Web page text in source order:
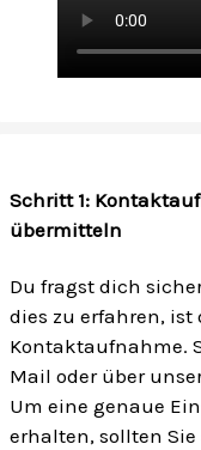
Schritt 1:
übermitteln
Du fragst dich
dies zu erfahren, ist
Kontaktaufnahme.
Mail oder über
Um eine genaue
erhalten, sollten